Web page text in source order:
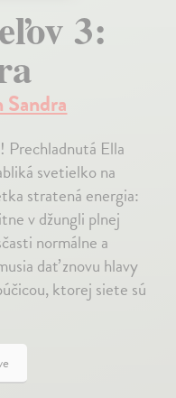
3:
Prechladnutá Ella
svetielko na
stratená energia:
v džungli plnej
normálne a
dať znovu hlavy
ktorej siete sú